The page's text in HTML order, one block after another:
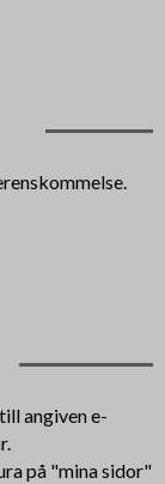
angiven e-
på "mina sidor"